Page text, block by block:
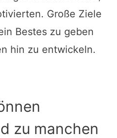
Große Ziele
Bestes zu geben
hin zu entwickeln.
zu manchen